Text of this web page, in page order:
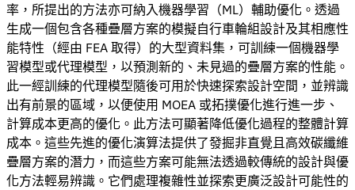
率，所提出的方法亦可納入機器學習（ML）輔助優化。透過
生成一個包含各種疊層方案的模擬自行車輪組設計及其相應性
能特性（經由 FEA 取得）的大型資料集，可訓練一個機器學
習模型或代理模型，以預測新的、未見過的疊層方案的性能。
此一經訓練的代理模型隨後可用於快速探索設計空間，並辨識
出有前景的區域，以便使用 MOEA 或拓撲優化進行進一步、
計算成本更高的優化。此方法可顯著降低優化過程的整體計算
成本。這些先進的優化演算法提供了發掘非直覺且高效碳纖維
疊層方案的潛力，而這些方案可能無法透過較傳統的設計與優
化方法輕易辨識。它們處理複雜性並探索更廣泛設計可能性的